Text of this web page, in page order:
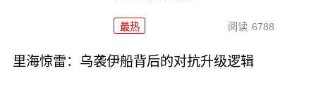
最热 阅读 6788
里海惊雷：乌袭伊船背后的对抗升级逻辑